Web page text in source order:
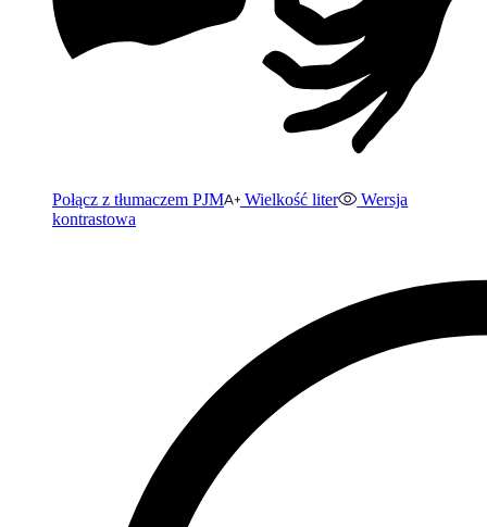
Połącz z tłumaczem PJM Wielkość liter
Wersja
kontrastowa